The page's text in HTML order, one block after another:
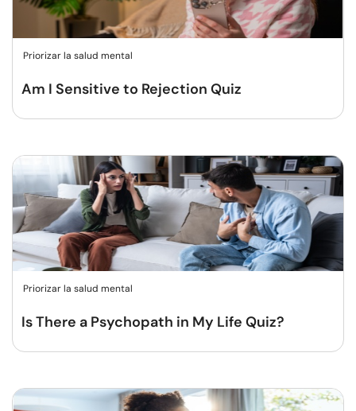
Priorizar la salud mental
Am I Sensitive to Rejection Quiz
Priorizar la salud mental
Is There a Psychopath in My Life Quiz?